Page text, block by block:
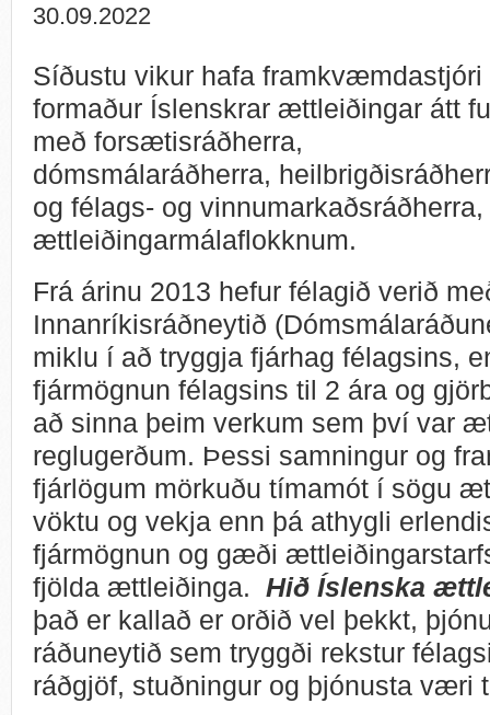
30.09.2022
Síðustu vikur hafa framkvæmdastjóri
formaður Íslenskrar ættleiðingar átt
með forsætisráðherra,
dómsmálaráðherra,
og félags- og
ættleiðingarmálaflokknum.
Frá árinu 2013 hefur félagið verið
Innanríkisráðneytið
miklu í að tryggja fjárhag félagsins,
fjármögnun félagsins til 2 ára og
að sinna þeim verkum sem því var
reglugerðum. Þessi samningur og
fjárlögum mörkuðu tímamót í sögu
vöktu og vekja enn þá athygli
fjármögnun og gæði
fjölda ættleiðinga. Hið Íslenska
það er kallað er orðið vel þekkt,
ráðuneytið sem tryggði rekstur
ráðgjöf, stuðningur og þjónusta